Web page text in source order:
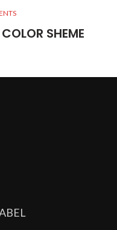
SHEME